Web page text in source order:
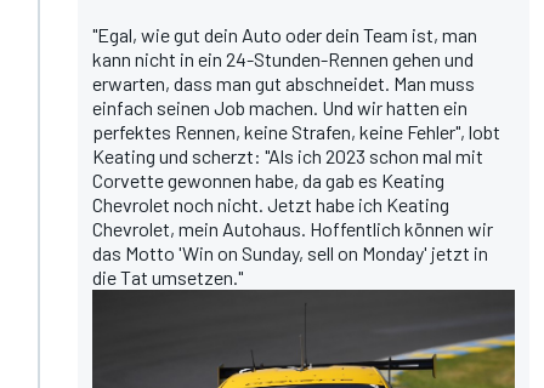
"Egal, wie gut dein Auto oder dein Team ist, man
kann nicht in ein 24-Stunden-Rennen gehen und
erwarten, dass man gut abschneidet. Man muss
einfach seinen Job machen. Und wir hatten ein
perfektes Rennen, keine Strafen, keine Fehler", lobt
Keating und scherzt: "Als ich 2023 schon mal mit
Corvette gewonnen habe, da gab es Keating
Chevrolet noch nicht. Jetzt habe ich Keating
Chevrolet, mein Autohaus. Hoffentlich können wir
das Motto 'Win on Sunday, sell on Monday' jetzt in
die Tat umsetzen."